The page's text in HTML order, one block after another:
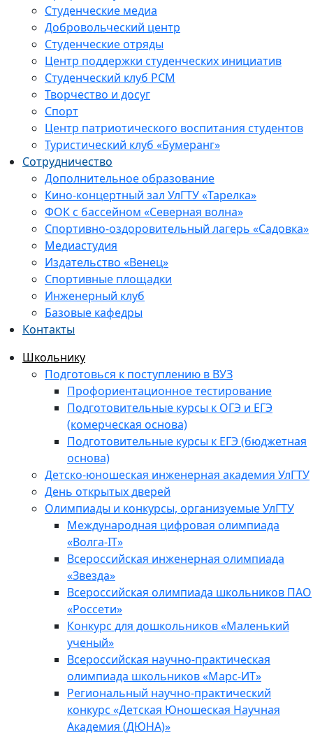
Студенческие медиа
Добровольческий центр
Студенческие отряды
Центр поддержки студенческих инициатив
Студенческий клуб РСМ
Творчество и досуг
Спорт
Центр патриотического воспитания студентов
Туристический клуб «Бумеранг»
Сотрудничество
Дополнительное образование
Кино-концертный зал УлГТУ «Тарелка»
ФОК с бассейном «Северная волна»
Спортивно-оздоровительный лагерь «Садовка»
Медиастудия
Издательство «Венец»
Спортивные площадки
Инженерный клуб
Базовые кафедры
Контакты
Школьнику
Подготовься к поступлению в ВУЗ
Профориентационное тестирование
Подготовительные курсы к ОГЭ и ЕГЭ
(комерческая основа)
Подготовительные курсы к ЕГЭ (бюджетная
основа)
Детско-юношеская инженерная академия УлГТУ
День открытых дверей
Олимпиады и конкурсы, организуемые УлГТУ
Международная цифровая олимпиада
«Волга-IT»
Всероссийская инженерная олимпиада
«Звезда»
Всероссийская олимпиада школьников ПАО
«Россети»
Конкурс для дошкольников «Маленький
ученый»
Всероссийская научно-практическая
олимпиада школьников «Марс-ИТ»
Региональный научно-практический
конкурс «Детская Юношеская Научная
Академия (ДЮНА)»